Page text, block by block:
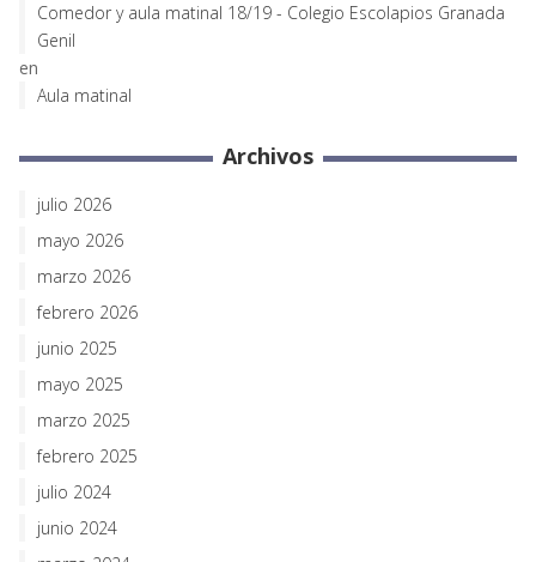
Comedor y aula matinal 18/19 - Colegio Escolapios Granada
Genil
en
Aula matinal
Archivos
julio 2026
mayo 2026
marzo 2026
febrero 2026
junio 2025
mayo 2025
marzo 2025
febrero 2025
julio 2024
junio 2024